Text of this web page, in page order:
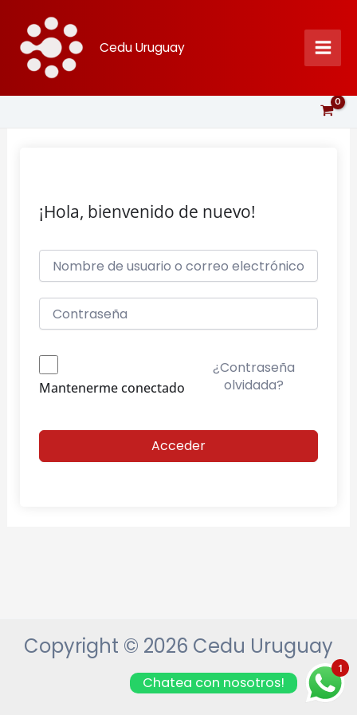
contenido
Cedu Uruguay
¡Hola, bienvenido de nuevo!
Mantenerme conectado
¿Contraseña
olvidada?
Acceder
Copyright © 2026 Cedu Uruguay
1
Chatea con nosotros!